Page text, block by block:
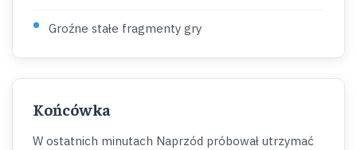
Groźne stałe fragmenty gry
Końcówka
W ostatnich minutach Naprzód próbował utrzymać